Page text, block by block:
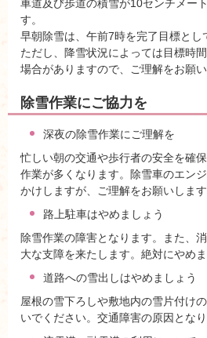
車道及び歩道の積雪が10センチメー
す。
早朝除雪は、午前7時を完了目標とし
ただし、降雪状況によっては目標時
場合がありますので、ご理解をお願い
除雪作業にご協力を
深夜の除雪作業にご理解を
忙しい朝の交通や歩行者の安全を確
作業が多くなります。除雪車のエン
かけしますが、ご理解をお願いします
路上駐車はやめましょう
除雪作業の障害となります。また、
大な支障を来たします。絶対にやめま
道路への雪出しはやめましょう
屋根の雪下ろしや敷地内の雪片付け
いでください。交通障害の原因となり